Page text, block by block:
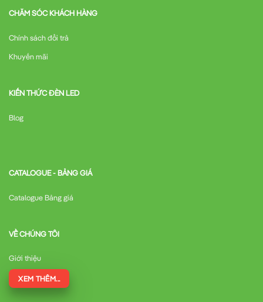
CHĂM SÓC KHÁCH HÀNG
Chính sách đổi trả
Khuyến mãi
KIẾN THỨC ĐÈN LED
Blog
CATALOGUE - BẢNG GIÁ
Catalogue Bảng giá
VỀ CHÚNG TÔI
Giới thiệu
XEM THÊM...